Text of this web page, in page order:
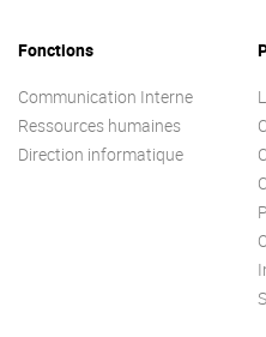
Fonctions
Communication Interne
Ressources humaines
Direction informatique